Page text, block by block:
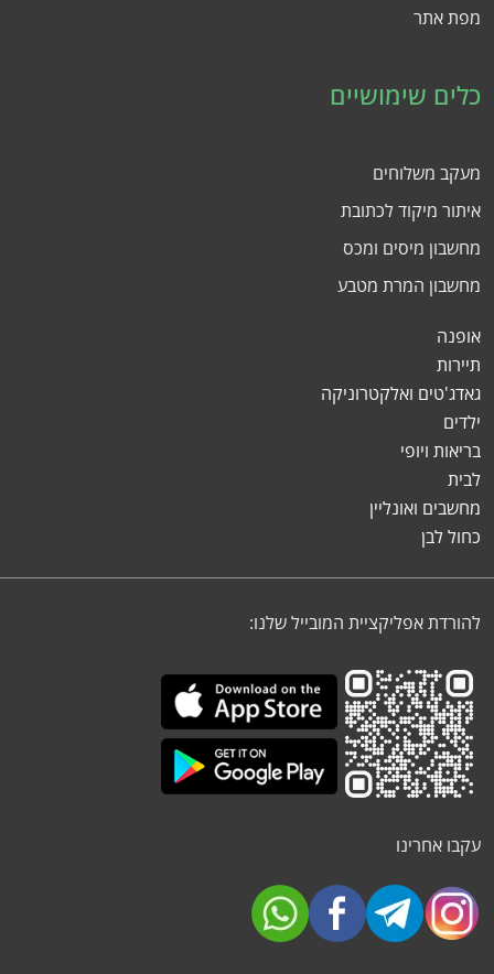
מפת אתר
כלים שימושיים
מעקב משלוחים
איתור מיקוד לכתובת
מחשבון מיסים ומכס
מחשבון המרת מטבע
אופנה
תיירות
גאדג'טים ואלקטרוניקה
ילדים
בריאות ויופי
לבית
מחשבים ואונליין
כחול לבן
להורדת אפליקציית המובייל שלנו:
עקבו אחרינו